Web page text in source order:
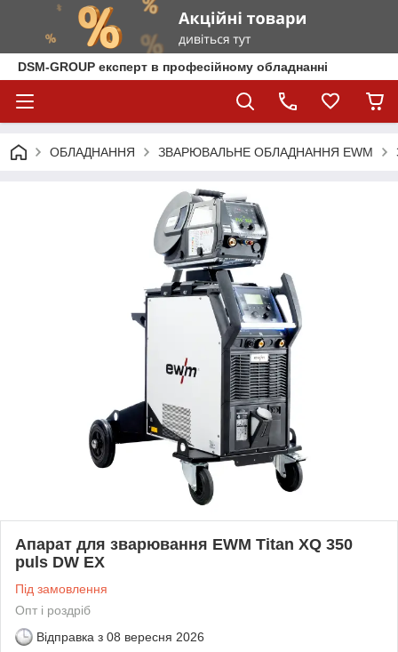
DSM-GROUP експерт в професійному обладнанні
ОБЛАДНАННЯ ЗВАРЮВАЛЬНЕ ОБЛАДНАННЯ EWM
Апарат для зварювання EWM Titan XQ 350
puls DW EX
Під замовлення
Опт і роздріб
Відправка з 08 вересня 2026